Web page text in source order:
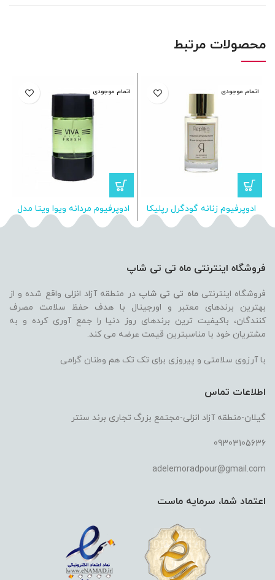
محصولات مرتبط
اتمام موجودی
ادوپرفیوم زنانه گودگرل رپلیکا
کلاب Replika Club Good Girl
اتمام موجودی
ادوپرفیوم مردانه ویوا ویتا مدل
FRESH 100 ML
فروشگاه اینترنتی ماه تی تی شاپ
فروشگاه اینترنتیماه تی تی شاپ در منطقه آزاد انزلی واقع شده و از
بهترین برندهای معتبر و اورجینال با هدف حفظ سلامت مصرف
کنندگان، باکیفیت ترین برندهای روز دنیا را جمع آوری کرده و به
مشتریان خود با مناسبترین قیمت عرضه می کند.
با آرزوی سلامتی و پیروزی برای تک تک هم وطنان گرامی
اطلاعات تماس
گیلان-منطقه آزاد انزلی-مجتمع بزرگ تجاری برند سنتر
09303105636
adelemoradpour@gmail.com
اعتماد شما، سرمایه ماست